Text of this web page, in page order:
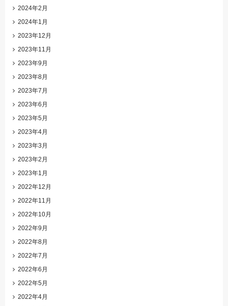
2024年2月
2024年1月
2023年12月
2023年11月
2023年9月
2023年8月
2023年7月
2023年6月
2023年5月
2023年4月
2023年3月
2023年2月
2023年1月
2022年12月
2022年11月
2022年10月
2022年9月
2022年8月
2022年7月
2022年6月
2022年5月
2022年4月